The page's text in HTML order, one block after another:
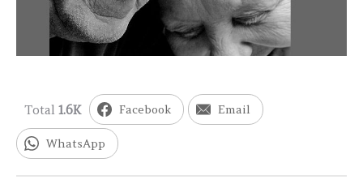
Total 1.6K Facebook Email
WhatsApp